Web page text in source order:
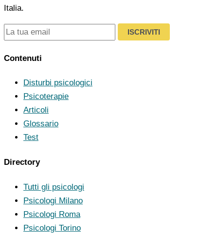
Italia.
ISCRIVITI
Contenuti
Disturbi psicologici
Psicoterapie
Articoli
Glossario
Test
Directory
Tutti gli psicologi
Psicologi Milano
Psicologi Roma
Psicologi Torino